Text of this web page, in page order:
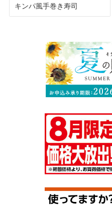
キンパ風手巻き寿司